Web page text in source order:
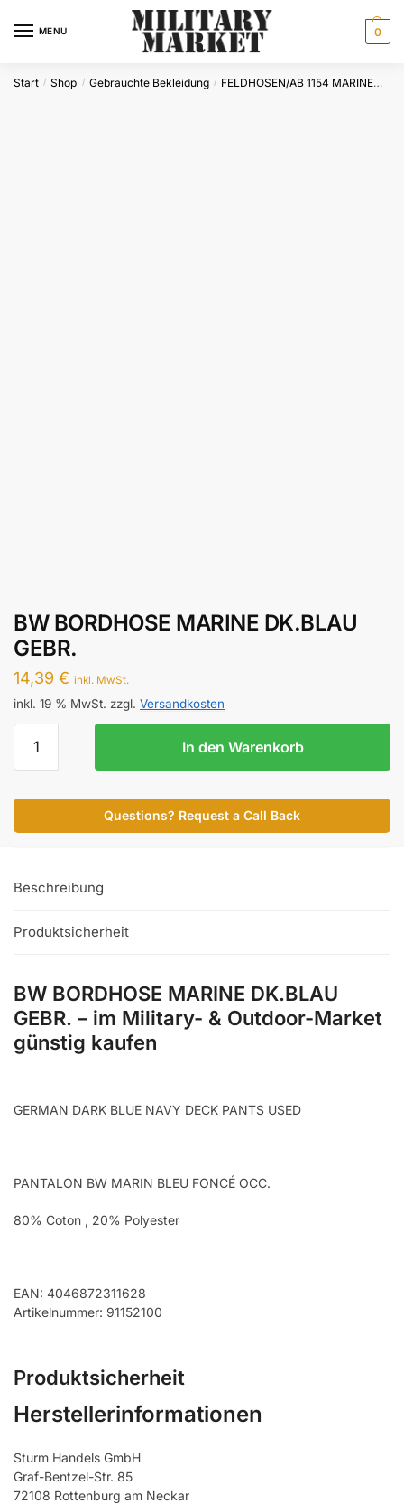
MENU 0
Start / Shop / Gebrauchte Bekleidung / FELDHOSEN/AB 1154 MARINEHOSEN
BW BORDHOSE MARINE DK.BLAU
GEBR.
14,39 € inkl. MwSt.
inkl. 19 % MwSt. zzgl. Versandkosten
BORDHOSE
DK.BLAU
In den Warenkorb
Questions? Request a Call Back
Beschreibung
Produktsicherheit
BW BORDHOSE MARINE DK.BLAU
GEBR. – im Military- & Outdoor-Market
günstig kaufen
GERMAN DARK BLUE NAVY DECK PANTS USED
PANTALON BW MARIN BLEU FONCÉ OCC.
80% Coton , 20% Polyester
EAN: 4046872311628
Artikelnummer: 91152100
Produktsicherheit
Herstellerinformationen
Sturm Handels GmbH
Graf-Bentzel-Str. 85
72108 Rottenburg am Neckar